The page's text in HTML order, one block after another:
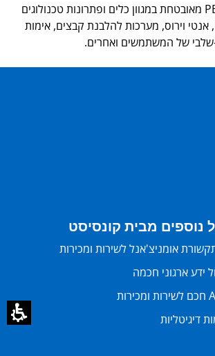
מערכת PB Digital מאובטחת במגוון כלים ופתרונות טכנולוגים
שונים, כולל: FW, אנטי וירוס, מערכות להלבנת קבצים, אימות
שלבי של המשתמשים ואחרים.
נוספים מבית קונסיסט